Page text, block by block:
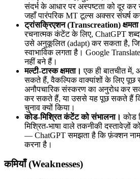
संदर्भ के आधार पर अस्पष्टता को दूर
जहाँ पारंपरिक MT टूल्स अक्सर संघर्ष
ट्रांसक्रिएशन (Transcreation)
रचनात्मक कंटेंट के लिए, ChatGPT
उसे अनुकूलित (adapt) कर सकता है,
स्वाभाविक लगता है। Google
नहीं बने हैं।
मल्टी-टास्क क्षमता। एक ही बातचीत
सकते हैं, वैकल्पिक वाक्यांशों के लिए पूछ
अनौपचारिक संस्करण का अनुरोध कर
कर सकते हैं, या उससे यह पूछ सकते हैं
चुनाव क्यों किया।
कोड-मिश्रित कंटेंट को संभालना। कोड
मिश्रित-भाषा वाले तकनीकी दस्तावेज़ों
— ChatGPT समझता है कि फ़ंक्शन नाम
करना है।
कमियाँ (Weaknesses)